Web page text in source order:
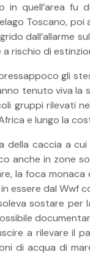
in quell’area fu
Toscano, poi
dall’allarme
a rischio di
gli
tenuto viva la
gruppi rilevati
e lungo la
della caccia a
anche in zone
la foca
essere dal Wwf
sostare per
a rilevare il
di acqua di